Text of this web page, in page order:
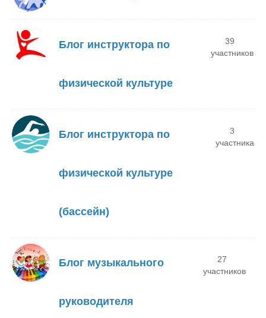
Блог инструктора по
физической культуре
39
участников
Блог инструктора по
физической культуре
(бассейн)
3
участника
Блог музыкального
руководителя
27
участников